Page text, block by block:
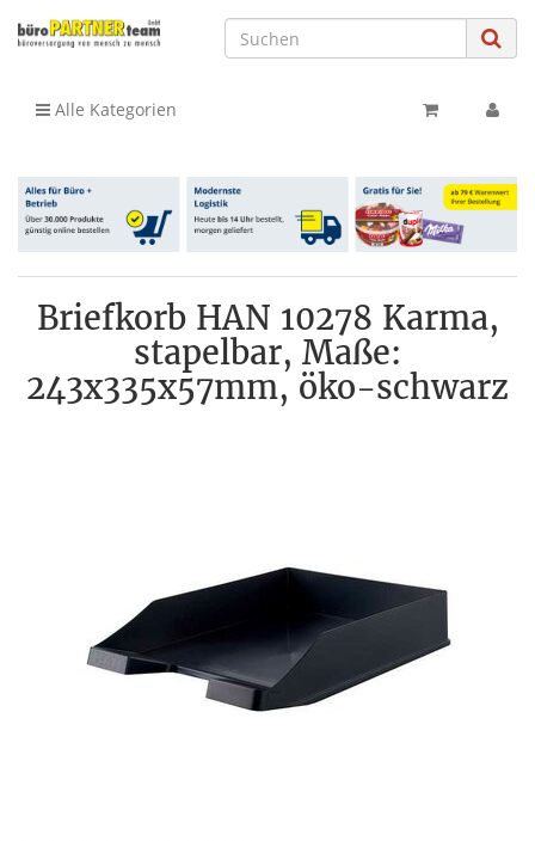
Alle Kategorien
Briefkorb HAN 10278 Karma,
stapelbar, Maße:
243x335x57mm, öko-schwarz